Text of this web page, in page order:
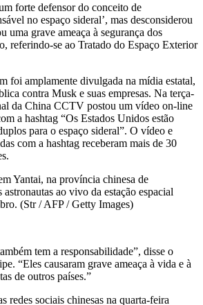
forte defensor do conceito de
no espaço sideral’, mas desconsiderou
uma grave ameaça à segurança dos
referindo-se ao Tratado do Espaço Exterior
foi amplamente divulgada na mídia estatal,
contra Musk e suas empresas. Na terça-
da China CCTV postou um vídeo on-line
a hashtag “Os Estados Unidos estão
para o espaço sideral”. O vídeo e
com a hashtag receberam mais de 30
Yantai, na província chinesa de
astronautas ao vivo da estação espacial
(Str / AFP / Getty Images)
tem a responsabilidade”, disse o
“Eles causaram grave ameaça à vida e à
de outros países.”
redes sociais chinesas na quarta-feira